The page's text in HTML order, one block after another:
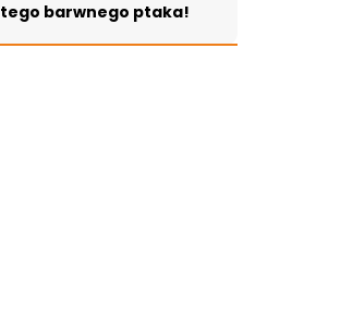
tego barwnego ptaka!